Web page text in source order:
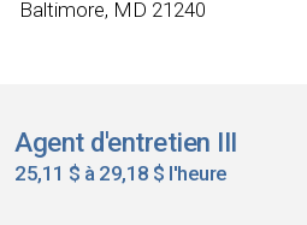
Baltimore, MD 21240
Agent d'entretien III
25,11 $ à 29,18 $ l'heure